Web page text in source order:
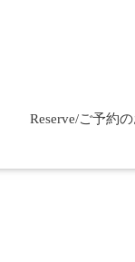
Reserve/ご予約